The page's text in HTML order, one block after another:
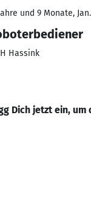
und 9 Monate,
Hassink
Dich jetzt ein,